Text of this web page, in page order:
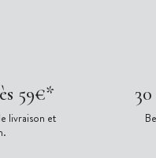
59€*
livraison et